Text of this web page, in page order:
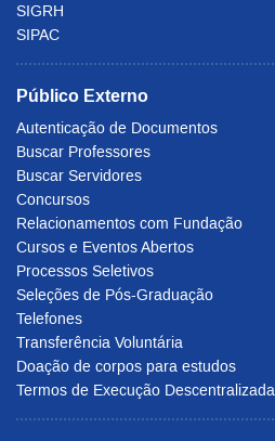
SIGRH
SIPAC
Público Externo
Autenticação de Documentos
Buscar Professores
Buscar Servidores
Concursos
Relacionamentos com Fundação
Cursos e Eventos Abertos
Processos Seletivos
Seleções de Pós-Graduação
Telefones
Transferência Voluntária
Doação de corpos para estudos
Termos de Execução Descentralizada